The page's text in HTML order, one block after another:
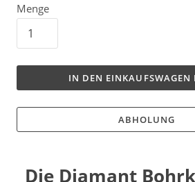
Menge
IN DEN EINKAUFSWAGEN
ABHOLUNG
Die Diamant